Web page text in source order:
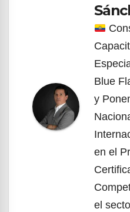
Blue
y
en el
el